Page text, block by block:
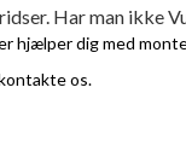
Har man ikke
hjælper dig med
os.